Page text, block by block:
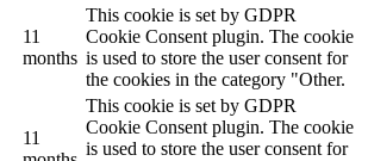
11
months
This cookie is set by GDPR
Cookie Consent plugin. The cookie
is used to store the user consent for
the cookies in the category "Other.
11
This cookie is set by GDPR
Cookie Consent plugin. The cookie
is used to store the user consent for